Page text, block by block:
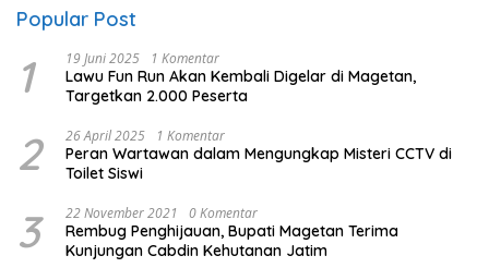
Popular Post
1 19 Juni 2025 1 Komentar
Lawu Fun Run Akan Kembali Digelar di Magetan,
Targetkan 2.000 Peserta
2 26 April 2025 1 Komentar
Peran Wartawan dalam Mengungkap Misteri CCTV di
Toilet Siswi
3 22 November 2021 0 Komentar
Rembug Penghijauan, Bupati Magetan Terima
Kunjungan Cabdin Kehutanan Jatim